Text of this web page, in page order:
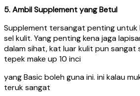
5. Ambil Supplement yang Betul
Supplement tersangat penting untuk
sel kulit. Yang penting kena jaga
dalam sihat, kat luar kulit pun sangat
tepek make up 10 inci
yang Basic boleh guna ini. ini kalau
teruk sangat